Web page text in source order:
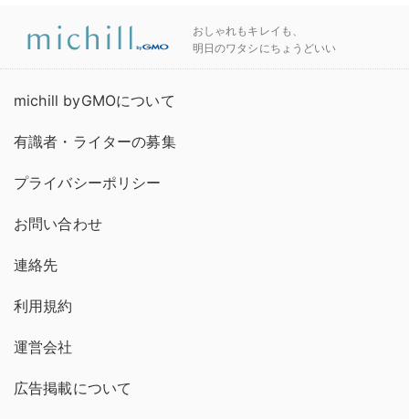
おしゃれもキレイも、
明日のワタシにちょうどいい
michill byGMOについて
有識者・ライターの募集
プライバシーポリシー
お問い合わせ
連絡先
利用規約
運営会社
広告掲載について